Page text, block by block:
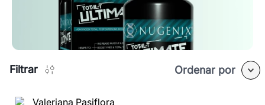
Filtrar Ordenar por